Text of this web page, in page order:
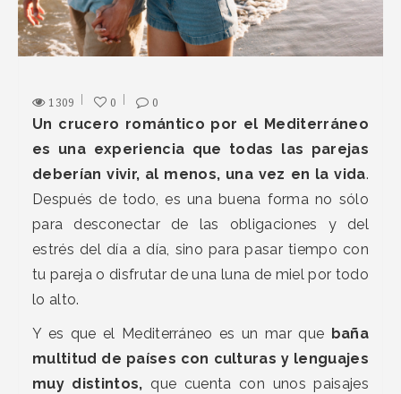
1309 0 0
Un crucero romántico por el Mediterráneo
es una experiencia que todas las parejas
deberían vivir, al menos, una vez en la vida.
Después de todo, es una buena forma no sólo
para desconectar de las obligaciones y del
estrés del día a día, sino para pasar tiempo con
tu pareja o disfrutar de una luna de miel por todo
lo alto.
Y es que el Mediterráneo es un mar que baña
multitud de países con culturas y lenguajes
muy distintos,que cuenta con unos paisajes